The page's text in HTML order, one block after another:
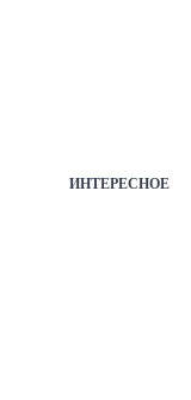
ИНТЕРЕСНОЕ